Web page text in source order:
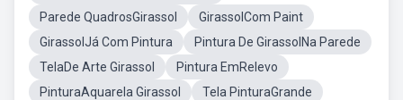
Parede QuadrosGirassol
GirassolCom Paint
GirassolJá Com Pintura
Pintura De GirassolNa Parede
TelaDe Arte Girassol
Pintura EmRelevo
PinturaAquarela Girassol
Tela PinturaGrande